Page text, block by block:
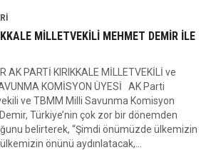
MİLLETVEKİLİ MEHMET DEMİR İLE
AK PARTİ KIRIKKALE MİLLETVEKİLİ ve
KOMİSYON ÜYESİ AK Parti
ve TBMM Milli Savunma Komisyon
Türkiye’nin çok zor bir dönemden
belirterek, “Şimdi önümüzde ülkemizin
önünü aydınlatacak,...